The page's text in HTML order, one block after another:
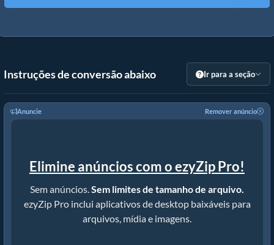
Outras Ferramentas
Instruções de conversão abaixo Ir para a seção
Anuncie Remover anúncio
Elimine anúncios com o ezyZip Pro!
Sem anúncios.Sem limites de tamanho de arquivo.
ezyZip Pro inclui aplicativos de desktop baixáveis para
arquivos, mídia e imagens.